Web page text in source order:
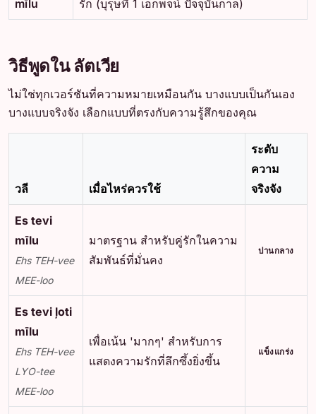
mīlu รัก (บุรุษที่ 1 เอกพจน์ ปัจจุบันกาล)
วิธีพูดใน ลัตเวีย
ไม่ใช่ทุกเวอร์ชันที่ความหมายเหมือนกัน บางแบบเป็นกันเอง
บางแบบจริงจัง เลือกแบบที่ตรงกับความรู้สึกของคุณ
วลี เมื่อไหร่ควรใช้
ระดับ
ความ
จริงจัง
Es tevi
mīlu
Ehs TEH-vee
MEE-loo
มาตรฐาน สำหรับคู่รักในความ
สัมพันธ์ที่มั่นคง
ปานกลาง
Es tevi ļoti
mīlu
Ehs TEH-vee
LYO-tee
MEE-loo
เพื่อเน้น 'มากๆ' สำหรับการ
แสดงความรักที่ลึกซึ้งยิ่งขึ้น
แข็งแกร่ง